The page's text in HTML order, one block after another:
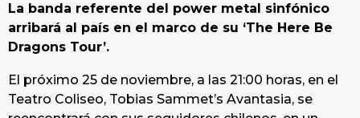
La banda referente del power metal sinfónico
arribará al país en el marco de su ‘The Here Be
Dragons Tour’.
El próximo 25 de noviembre, a las 21:00 horas, en el
Teatro Coliseo, Tobias Sammet’s Avantasia, se